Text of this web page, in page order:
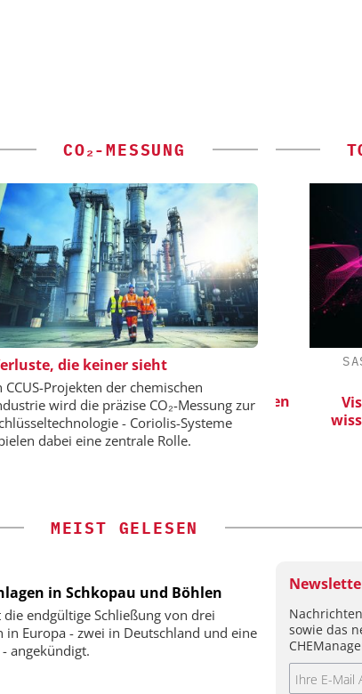
CO₂-MESSUNG
die keiner sieht
CCUS-Projekten der chemischen
wird die präzise CO₂-Messung zur
- Coriolis-Systeme
dabei eine zentrale Rolle.
ZEPPELIN SYSTEMS GMBH
Sichere und hocheffiziente
Produktion von Batteriemassen
SAS
MEIST GELESEN
in Schkopau und Böhlen
endgültige Schließung von drei
in Europa - zwei in Deutschland und eine
angekündigt.
sowie das